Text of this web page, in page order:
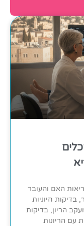
האם והעובר
חיוניות
הריון, בדיקות
עם הריונות